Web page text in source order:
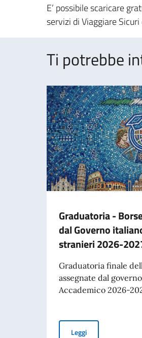
E’ possibile scaricare
servizi di Viaggiare
Ti potrebbe
Graduatoria -
dal Governo
stranieri 2026-
Graduatoria finale
assegnate dal
Accademico 2026-
LeggiGraduatoria -